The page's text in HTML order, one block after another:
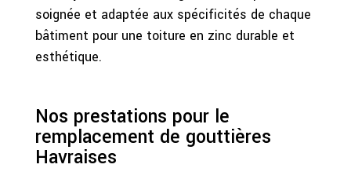
soignée et adaptée aux spécificités de chaque
bâtiment pour une toiture en zinc durable et
esthétique.
Nos prestations pour le
remplacement de gouttières
Havraises